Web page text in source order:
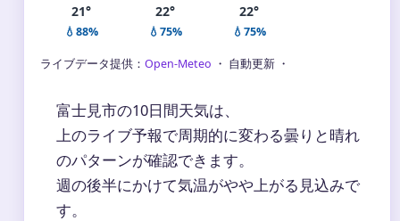
21°
💧88%
22°
💧75%
22°
💧75%
ライブデータ提供： Open-Meteo ・ 自動更新 ・
富士見市の10日間天気は、
上のライブ予報で周期的に変わる曇りと晴れ
のパターンが確認できます。
週の後半にかけて気温がやや上がる見込みで
す。